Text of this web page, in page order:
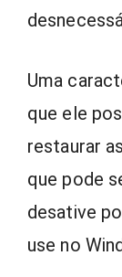
Uma
que ele
restaurar
que pode
desative
use no